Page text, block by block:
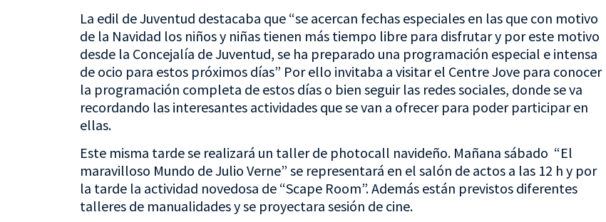
La edil de Juventud destacaba que “se acercan fechas especiales en las que con motivo
de la Navidad los niños y niñas tienen más tiempo libre para disfrutar y por este motivo
desde la Concejalía de Juventud, se ha preparado una programación especial e intensa
de ocio para estos próximos días” Por ello invitaba a visitar el Centre Jove para conocer
la programación completa de estos días o bien seguir las redes sociales, donde se va
recordando las interesantes actividades que se van a ofrecer para poder participar en
ellas.
Este misma tarde se realizará un taller de photocall navideño. Mañana sábado “El
maravilloso Mundo de Julio Verne” se representará en el salón de actos a las 12 h y por
la tarde la actividad novedosa de “Scape Room”. Además están previstos diferentes
talleres de manualidades y se proyectara sesión de cine.